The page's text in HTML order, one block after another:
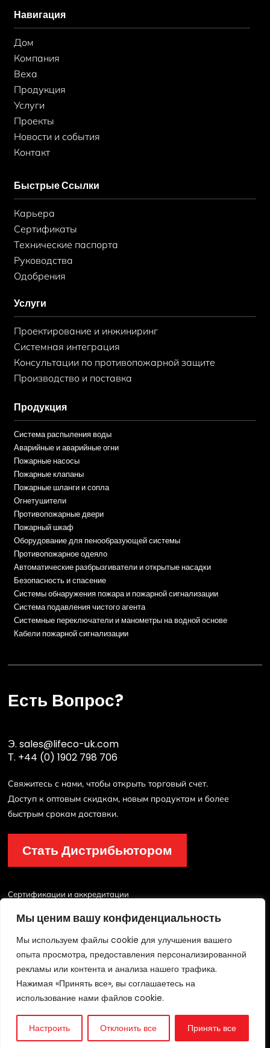
Мы ценим вашу конфиденциальность
Мы используем файлы cookie для улучшения вашего
опыта просмотра, предоставления персонализированной
рекламы или контента и анализа нашего трафика.
Нажимая «Принять все», вы соглашаетесь на
использование нами файлов cookie.
Настроить Отклонить все Принять все
o
o
k
-
ф
г
р
d
i
Навигация
Дом
Компания
Веха
Продукция
Услуги
Проекты
Новости и события
Контакт
Быстрые Ссылки
Карьера
Сертификаты
Технические паспорта
Руководства
Одобрения
Услуги
Проектирование и инжиниринг
Системная интеграция
Консультации по противопожарной защите
Производство и поставка
Продукция
Система распыления воды
Аварийные и аварийные огни
Пожарные насосы
Пожарные клапаны
Пожарные шланги и сопла
Огнетушители
Противопожарные двери
Пожарный шкаф
Оборудование для пенообразующей системы
Противопожарное одеяло
Автоматические разбрызгиватели и открытые насадки
Безопасность и спасение
Системы обнаружения пожара и пожарной сигнализации
Система подавления чистого агента
Системные переключатели и манометры на водной основе
Кабели пожарной сигнализации
Есть Вопрос?
Э.sales@lifeco-uk.com
Т. +44 (0) 1902 798 706
Свяжитесь с нами, чтобы открыть торговый счет.
Доступ к оптовым скидкам, новым продуктам и более
быстрым срокам доставки.
Стать Дистрибьютором
Сертификации и аккредитации
© 2026 Lichfield Fire & Safety Equipment Co.Ltd. Все права защищены.
Технический
Поддерживать